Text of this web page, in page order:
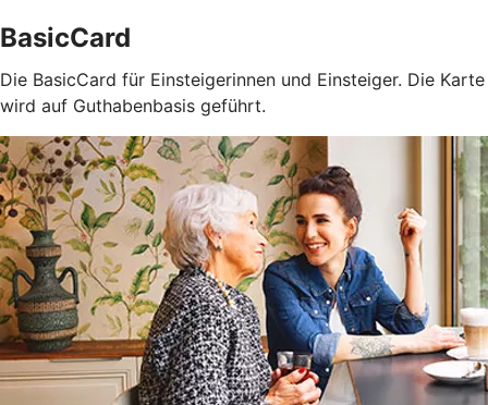
BasicCard
Die BasicCard für Einsteigerinnen und Einsteiger. Die Karte
wird auf Guthabenbasis geführt.